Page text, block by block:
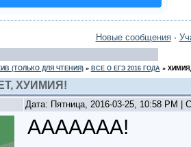
Новые сообщения·
(ТОЛЬКО ДЛЯ ЧТЕНИЯ)» ВСЕ О ЕГЭ 2016 ГОДА »
ХУИМИЯ!
Дата: Пятница, 2016-03-25, 10:58 PM |
ААААААА!